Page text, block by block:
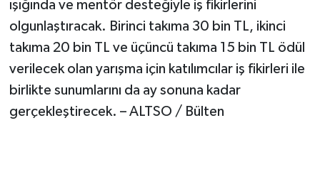
ışığında ve mentör desteğiyle iş fikirlerini
olgunlaştıracak. Birinci takıma 30 bin TL, ikinci
takıma 20 bin TL ve üçüncü takıma 15 bin TL ödül
verilecek olan yarışma için katılımcılar iş fikirleri ile
birlikte sunumlarını da ay sonuna kadar
gerçekleştirecek. – ALTSO / Bülten